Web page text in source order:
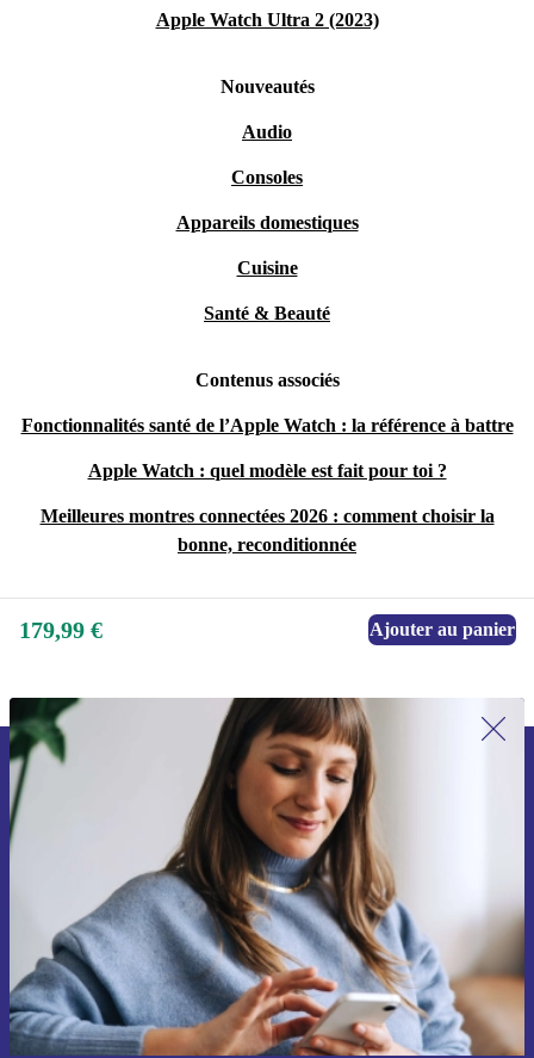
Apple Watch Ultra 2 (2023)
Nouveautés
Audio
Consoles
Appareils domestiques
Cuisine
Santé & Beauté
Contenus associés
Fonctionnalités santé de l’Apple Watch : la référence à battre
Apple Watch : quel modèle est fait pour toi ?
Meilleures montres connectées 2026 : comment choisir la
bonne, reconditionnée
179,99 € Ajouter au panier
Recevoir offres et infos de refurbed
par mail
Ne manquez plus aucune offre.
S'inscrire
Retrouvez les informations sur l'utilisation des données personnelles
dans notrepolitique de confidentialité.